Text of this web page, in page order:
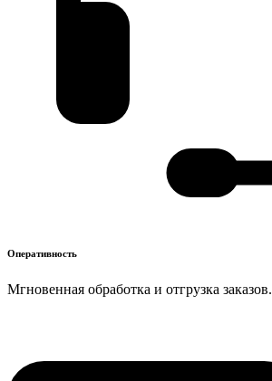
Оперативность
Мгновенная обработка и отгрузка заказов.